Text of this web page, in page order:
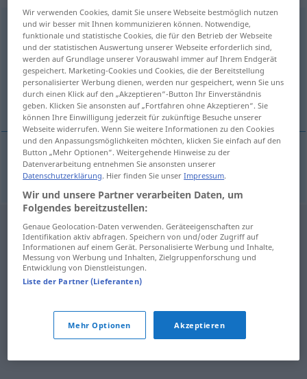
hipster [ipstɛʀ]m
Übersicht aller Übersetzungen
(Für mehr Details die Übersetzung anklicken/antippen)
Hipster
Hipsterm hipster MODE SOCIÉTÉ
Wir verwenden Cookies, damit Sie unsere Webseite bestmöglich nutzen
und wir besser mit Ihnen kommunizieren können. Notwendige,
funktionale und statistische Cookies, die für den Betrieb der Webseite
und der statistischen Auswertung unserer Webseite erforderlich sind,
werden auf Grundlage unserer Vorauswahl immer auf Ihrem Endgerät
gespeichert. Marketing-Cookies und Cookies, die der Bereitstellung
personalisierter Werbung dienen, werden nur gespeichert, wenn Sie uns
durch einen Klick auf den „Akzeptieren“-Button Ihr Einverständnis
geben. Klicken Sie ansonsten auf „Fortfahren ohne Akzeptieren“. Sie
können Ihre Einwilligung jederzeit für zukünftige Besuche unserer
Webseite widerrufen. Wenn Sie weitere Informationen zu den Cookies
und den Anpassungsmöglichkeiten möchten, klicken Sie einfach auf den
Button „Mehr Optionen“. Weitergehende Hinweise zu der
Datenverarbeitung entnehmen Sie ansonsten unserer
Datenschutzerklärung. Hier finden Sie unserImpressum.
Wir und unsere Partner verarbeiten Daten, um
Folgendes bereitzustellen:
Genaue Geolocation-Daten verwenden. Geräteeigenschaften zur
Identifikation aktiv abfragen. Speichern von und/oder Zugriff auf
Informationen auf einem Gerät. Personalisierte Werbung und Inhalte,
Messung von Werbung und Inhalten, Zielgruppenforschung und
Entwicklung von Dienstleistungen.
Liste der Partner (Lieferanten)
Mehr Optionen Akzeptieren